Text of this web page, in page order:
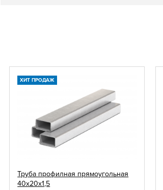
ХИТ ПРОДАЖ
Труба профилная прямоугольная
40х20х1,5